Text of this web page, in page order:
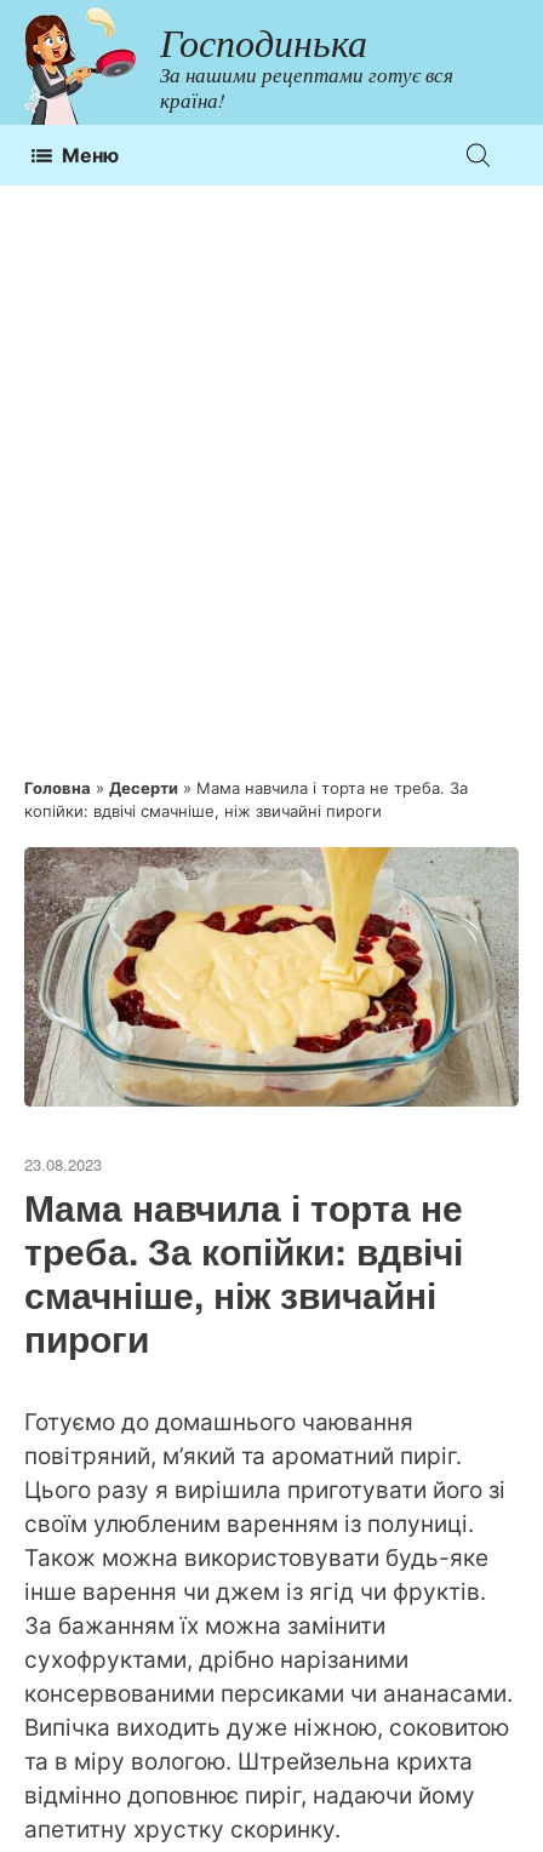
Перейти
до
контенту
Господинька
За нашими рецептами готує вся
країна!
Меню
Головна » Десерти » Мама навчила і торта не треба. За
копійки: вдвічі смачніше, ніж звичайні пироги
23.08.2023
Мама навчила і торта не
треба. За копійки: вдвічі
смачніше, ніж звичайні
пироги
Готуємо до домашнього чаювання
повітряний, м’який та ароматний пиріг.
Цього разу я вирішила приготувати його зі
своїм улюбленим варенням із полуниці.
Також можна використовувати будь-яке
інше варення чи джем із ягід чи фруктів.
За бажанням їх можна замінити
сухофруктами, дрібно нарізаними
консервованими персиками чи ананасами.
Випічка виходить дуже ніжною, соковитою
та в міру вологою. Штрейзельна крихта
відмінно доповнює пиріг, надаючи йому
апетитну хрустку скоринку.